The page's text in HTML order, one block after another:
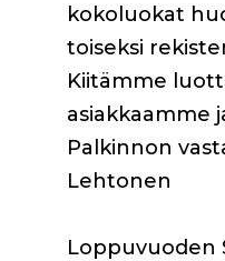
kokoluokat
toiseksi
Kiitämme
asiakkaamme
Palkinnon
Lehtonen
Loppuvuoden